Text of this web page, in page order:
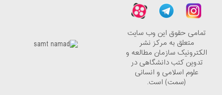
تمامی حقوق این وب سایت
متعلق به مرکز نشر
الکترونیک سازمان مطالعه و
تدوین کتب دانشگاهی در
علوم اسلامی و انسانی
(سمت) است.